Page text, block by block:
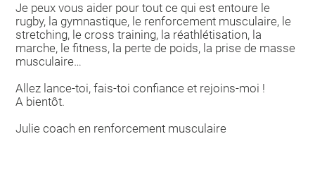
Je peux vous aider pour tout ce qui est entoure le
rugby, la gymnastique, le renforcement musculaire, le
stretching, le cross training, la réathlétisation, la
marche, le fitness, la perte de poids, la prise de masse
musculaire…
Allez lance-toi, fais-toi confiance et rejoins-moi !
A bientôt.
Julie coach en renforcement musculaire